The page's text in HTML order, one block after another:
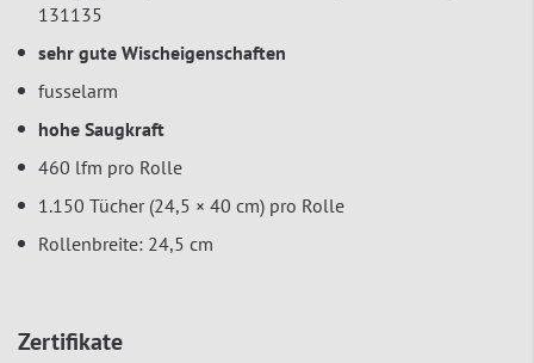
131135
sehr gute Wischeigenschaften
fusselarm
hohe Saugkraft
460 lfm pro Rolle
1.150 Tücher (24,5 × 40 cm) pro Rolle
Rollenbreite: 24,5 cm
Zertifikate